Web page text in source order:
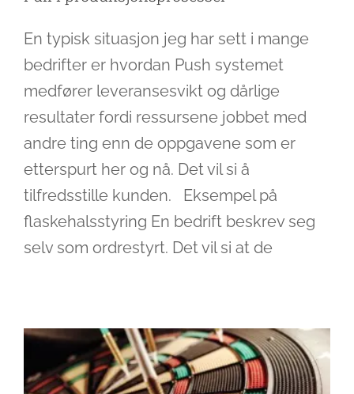
En typisk situasjon jeg har sett i mange
bedrifter er hvordan Push systemet
medfører leveransesvikt og dårlige
resultater fordi ressursene jobbet med
andre ting enn de oppgavene som er
etterspurt her og nå. Det vil si å
tilfredsstille kunden. Eksempel på
flaskehalsstyring En bedrift beskrev seg
selv som ordrestyrt. Det vil si at de
Målstyring i et Pull system